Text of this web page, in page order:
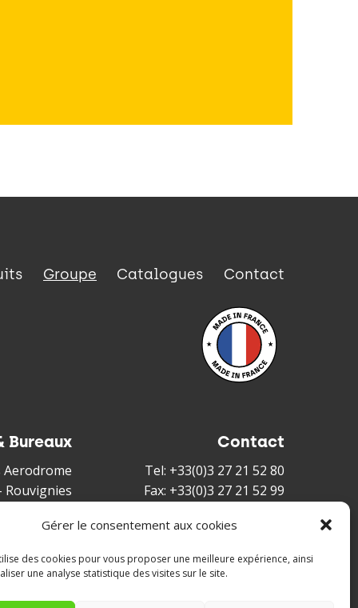
Gérer le consentement aux cookies
des cookies pour vous proposer une meilleure expérience, ainsi
une analyse statistique des visites sur le site.
Groupe Catalogues Contact
Bureaux
Aerodrome
Rouvignies
Cedex -
France
Contact
Tel: +33(0)3 27 21 52 80
Fax: +33(0)3 27 21 52 99